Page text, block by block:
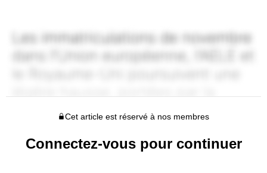
Cet article est réservé à nos membres
Connectez-vous pour continuer